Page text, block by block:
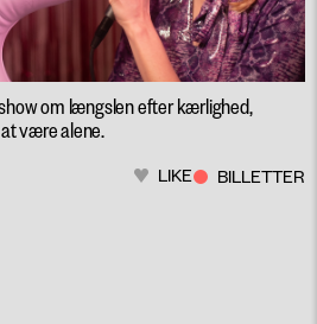
om længslen efter kærlighed,
være alene.
LIKE BILLETTER